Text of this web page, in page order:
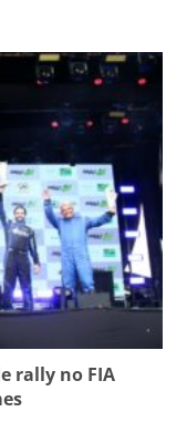
rally no FIA